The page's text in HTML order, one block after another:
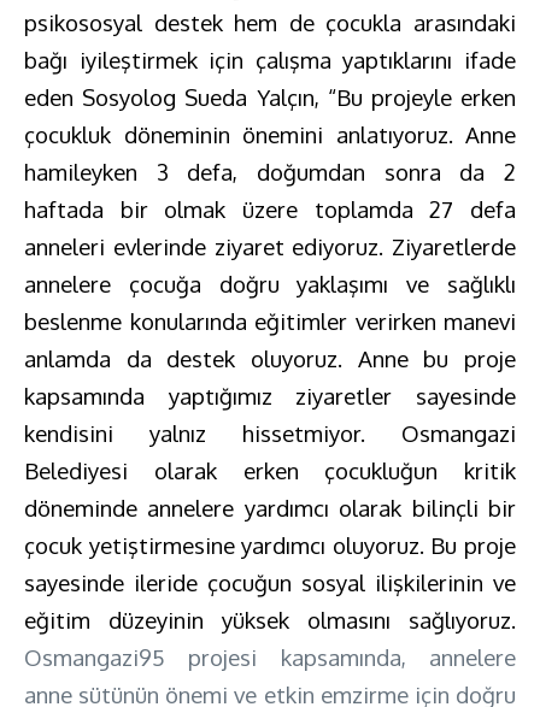
psikososyal destek hem de çocukla arasındaki
bağı iyileştirmek için çalışma yaptıklarını ifade
eden Sosyolog Sueda Yalçın, “Bu projeyle erken
çocukluk döneminin önemini anlatıyoruz. Anne
hamileyken 3 defa, doğumdan sonra da 2
haftada bir olmak üzere toplamda 27 defa
anneleri evlerinde ziyaret ediyoruz. Ziyaretlerde
annelere çocuğa doğru yaklaşımı ve sağlıklı
beslenme konularında eğitimler verirken manevi
anlamda da destek oluyoruz. Anne bu proje
kapsamında yaptığımız ziyaretler sayesinde
kendisini yalnız hissetmiyor. Osmangazi
Belediyesi olarak erken çocukluğun kritik
döneminde annelere yardımcı olarak bilinçli bir
çocuk yetiştirmesine yardımcı oluyoruz. Bu proje
sayesinde ileride çocuğun sosyal ilişkilerinin ve
eğitim düzeyinin yüksek olmasını sağlıyoruz.
Osmangazi95 projesi kapsamında, annelere
anne sütünün önemi ve etkin emzirme için doğru